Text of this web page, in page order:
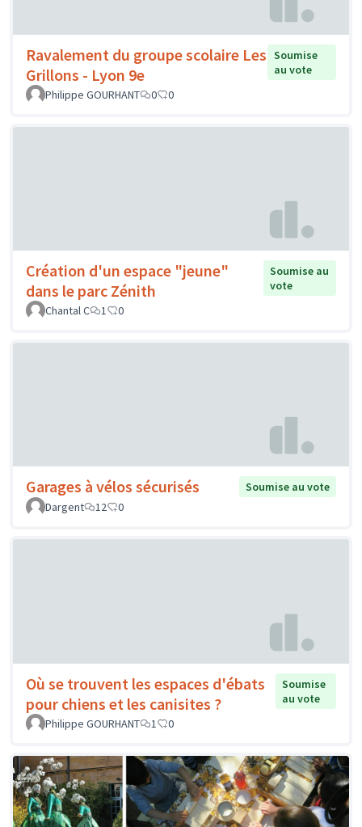
Ravalement du groupe scolaire Les
Grillons - Lyon 9e
Soumise
au vote
Philippe GOURHANT
0 0
Création d'un espace "jeune"
dans le parc Zénith
Soumise au
vote
Chantal C
1 0
Garages à vélos sécurisés
Soumise au vote
Dargent
12 0
Où se trouvent les espaces d'ébats
pour chiens et les canisites ?
Soumise
au vote
Philippe GOURHANT
1 0